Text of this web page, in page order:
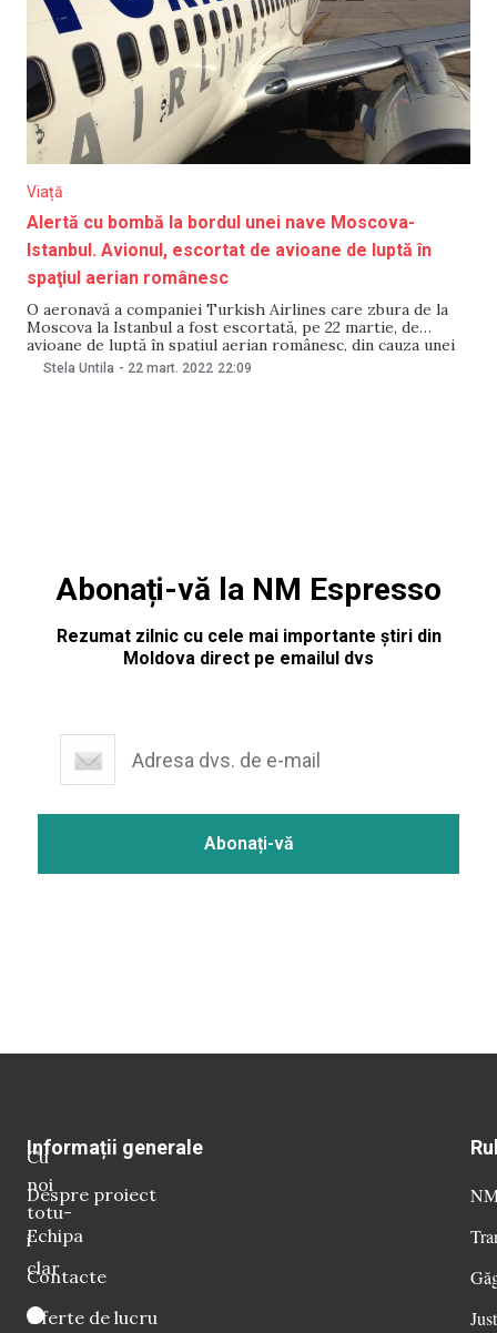
Viață
Alertă cu bombă la bordul unei nave Moscova-
Istanbul. Avionul, escortat de avioane de luptă în
spaţiul aerian românesc
​O aeronavă a companiei Turkish Airlines care zbura de la
Moscova la Istanbul a fost escortată, pe 22 martie, de
avioane de luptă în spaţiul aerian românesc, din cauza unei
ameninţări cu bombă la bordul aeronavei, au anunțat Forțele
Stela Untila - 22 mart. 2022 22:09
Abonați-vă la NM Espresso
Rezumat zilnic cu cele mai importante știri din
Moldova direct pe emailul dvs
Cu
noi
totu-
i
clar
Informații generale
Despre proiect
Echipa
Contacte
Oferte de lucru